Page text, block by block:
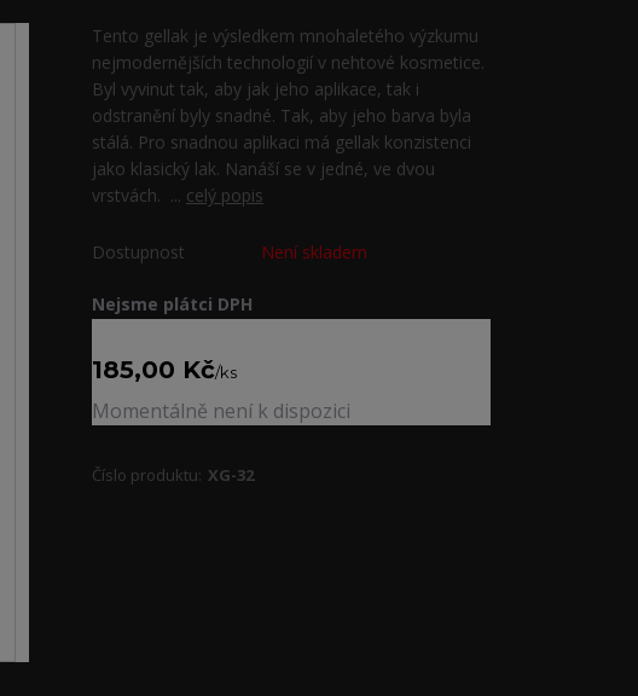
Tento gellak je výsledkem mnohaletého výzkumu
nejmodernějších technologií v nehtové kosmetice.
Byl vyvinut tak, aby jak jeho aplikace, tak i
odstranění byly snadné. Tak, aby jeho barva byla
stálá. Pro snadnou aplikaci má gellak konzistenci
jako klasický lak. Nanáší se v jedné, ve dvou
vrstvách. ... celý popis
Dostupnost Není skladem
Nejsme plátci DPH
185,00 Kč/ks
Momentálně není k dispozici
Číslo produktu: XG-32